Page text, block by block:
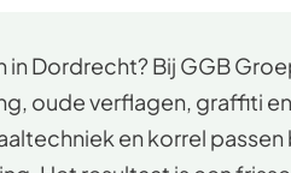
Dordrecht? Bij GGB
oude verflagen, graffiti
en korrel